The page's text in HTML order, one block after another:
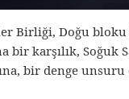
Birliği, Doğu
bir karşılık, Soğuk
bir denge